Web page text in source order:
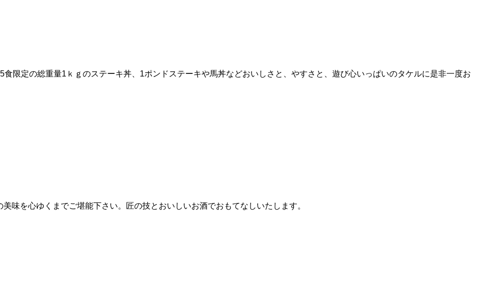
限定の総重量1ｋｇのステーキ丼、1ポンドステーキや馬丼などおいしさと、やすさと、遊び心いっぱいのタケルに是非一度お
味を心ゆくまでご堪能下さい。匠の技とおいしいお酒でおもてなしいたします。